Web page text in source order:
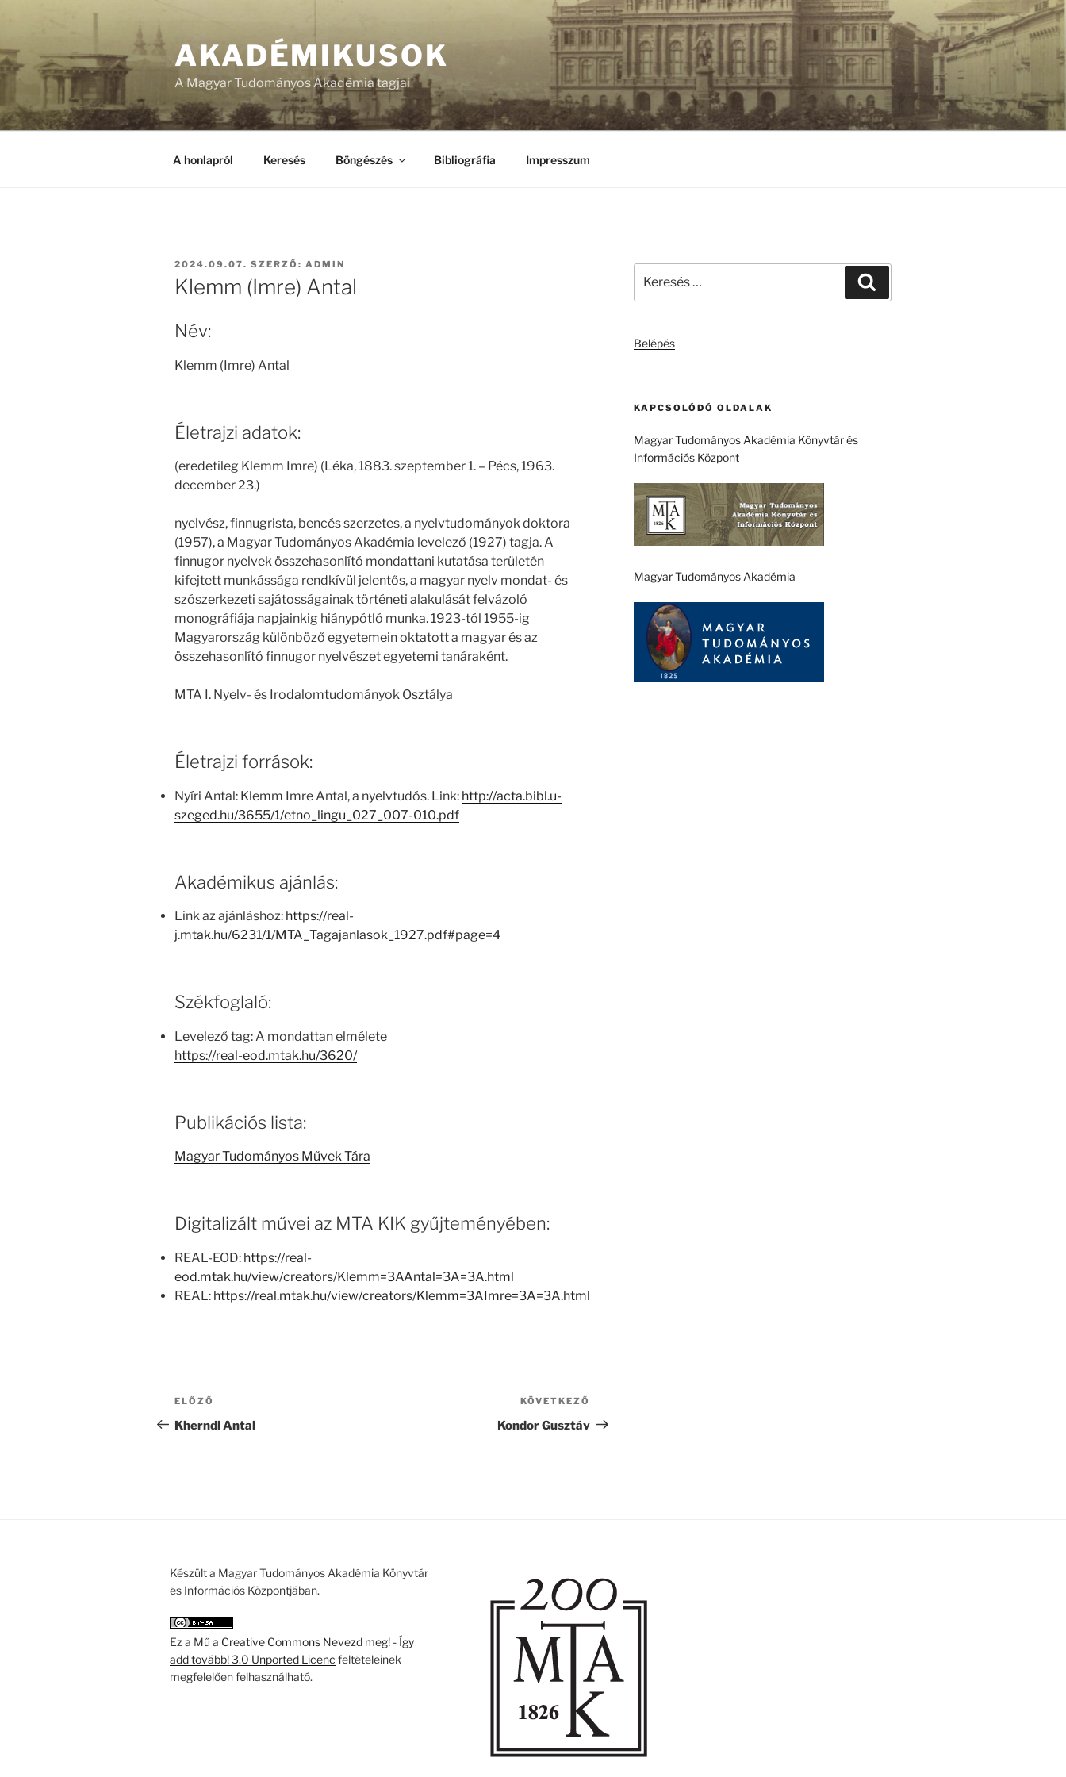
AKADÉMIKUSOK
A Magyar Tudományos Akadémia tagjai
A honlapról Keresés Böngészés Bibliográfia Impresszum
BEKÜLDVE:
2024.09.07. SZERZŐ: ADMIN
Klemm (Imre) Antal
Név:
Klemm (Imre) Antal
Életrajzi adatok:
(eredetileg Klemm Imre) (Léka, 1883. szeptember 1. – Pécs, 1963.
december 23.)
nyelvész, finnugrista, bencés szerzetes, a nyelvtudományok doktora
(1957), a Magyar Tudományos Akadémia levelező (1927) tagja. A
finnugor nyelvek összehasonlító mondattani kutatása területén
kifejtett munkássága rendkívül jelentős, a magyar nyelv mondat- és
szószerkezeti sajátosságainak történeti alakulását felvázoló
monográfiája napjainkig hiánypótló munka. 1923-tól 1955-ig
Magyarország különböző egyetemein oktatott a magyar és az
összehasonlító finnugor nyelvészet egyetemi tanáraként.
MTA I. Nyelv- és Irodalomtudományok Osztálya
Életrajzi források:
Nyíri Antal: Klemm Imre Antal, a nyelvtudós. Link: http://acta.bibl.u-
szeged.hu/3655/1/etno_lingu_027_007-010.pdf
Akadémikus ajánlás:
Link az ajánláshoz: https://real-
j.mtak.hu/6231/1/MTA_Tagajanlasok_1927.pdf#page=4
Székfoglaló:
Levelező tag: A mondattan elmélete
https://real-eod.mtak.hu/3620/
Publikációs lista:
Magyar Tudományos Művek Tára
Digitalizált művei az MTA KIK gyűjteményében:
REAL-EOD: https://real-
eod.mtak.hu/view/creators/Klemm=3AAntal=3A=3A.html
REAL: https://real.mtak.hu/view/creators/Klemm=3AImre=3A=3A.html
Bejegyzés
navigáció
Korábbi
bejegyzés
ELŐZŐ
Kherndl Antal
bejegyzés
KÖVETKEZŐ
Kondor Gusztáv
következő
Belépés
KAPCSOLÓDÓ OLDALAK
Magyar Tudományos Akadémia Könyvtár és
Információs Központ
Magyar Tudományos Akadémia
Készült a Magyar Tudományos Akadémia Könyvtár
és Információs Központjában.
Ez a Mű a Creative Commons Nevezd meg! - Így
add tovább! 3.0 Unported Licenc feltételeinek
megfelelően felhasználható.